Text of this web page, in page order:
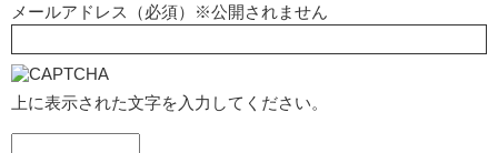
メールアドレス（必須）※公開されません
上に表示された文字を入力してください。